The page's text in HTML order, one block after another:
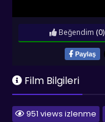
Paylaş
Beğendim (0)
Film Bilgileri
951 views izlenme